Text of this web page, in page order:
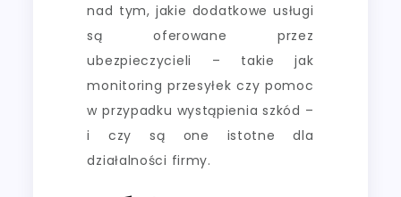
nad tym, jakie dodatkowe usługi
są oferowane przez
ubezpieczycieli – takie jak
monitoring przesyłek czy pomoc
w przypadku wystąpienia szkód –
i czy są one istotne dla
działalności firmy.